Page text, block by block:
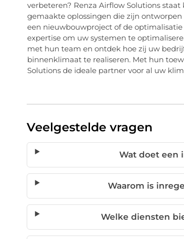
verbeteren? Renza Airflow Solutions
gemaakte oplossingen die zijn
een nieuwbouwproject of de
expertise om uw systemen te
met hun team en ontdek hoe zij uw
binnenklimaat te realiseren. Met hun
Solutions de ideale partner voor al uw
Veelgestelde vragen
Wat doet een
Waarom is
Welke diensten